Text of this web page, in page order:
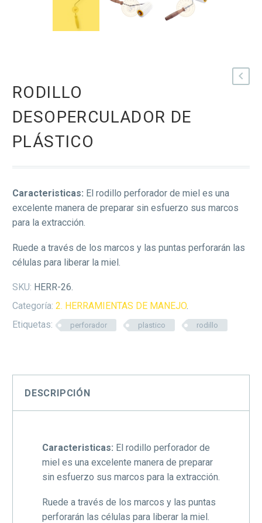
RODILLO
DESOPERCULADOR DE
PLÁSTICO
Caracteristicas: El rodillo perforador de miel es una
excelente manera de preparar sin esfuerzo sus marcos
para la extracción.
Ruede a través de los marcos y las puntas perforarán las
células para liberar la miel.
SKU: HERR-26.
Categoría: 2. HERRAMIENTAS DE MANEJO.
Etiquetas:
perforador plastico rodillo
DESCRIPCIÓN
Caracteristicas: El rodillo perforador de
miel es una excelente manera de preparar
sin esfuerzo sus marcos para la extracción.
Ruede a través de los marcos y las puntas
perforarán las células para liberar la miel.